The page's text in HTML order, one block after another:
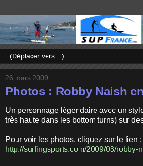
26 mars 2009
Photos : Robby Naish
Un personnage légendaire avec un
très haute dans les bottom turns) sur
Pour voir les photos, cliquez sur le lien :
http://surfingsports.com/2009/03/robby-